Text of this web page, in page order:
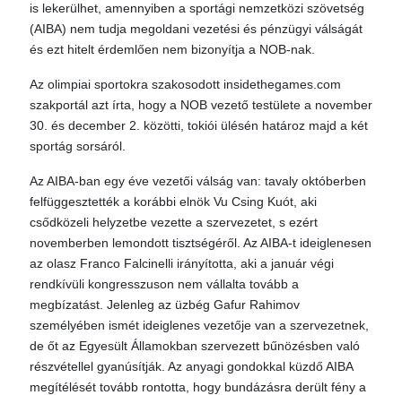
is lekerülhet, amennyiben a sportági nemzetközi szövetség
(AIBA) nem tudja megoldani vezetési és pénzügyi válságát
és ezt hitelt érdemlően nem bizonyítja a NOB-nak.
Az olimpiai sportokra szakosodott insidethegames.com
szakportál azt írta, hogy a NOB vezető testülete a november
30. és december 2. közötti, tokiói ülésén határoz majd a két
sportág sorsáról.
Az AIBA-ban egy éve vezetői válság van: tavaly októberben
felfüggesztették a korábbi elnök Vu Csing Kuót, aki
csődközeli helyzetbe vezette a szervezetet, s ezért
novemberben lemondott tisztségéről. Az AIBA-t ideiglenesen
az olasz Franco Falcinelli irányította, aki a január végi
rendkívüli kongresszuson nem vállalta tovább a
megbízatást. Jelenleg az üzbég Gafur Rahimov
személyében ismét ideiglenes vezetője van a szervezetnek,
de őt az Egyesült Államokban szervezett bűnözésben való
részvétellel gyanúsítják. Az anyagi gondokkal küzdő AIBA
megítélését tovább rontotta, hogy bundázásra derült fény a